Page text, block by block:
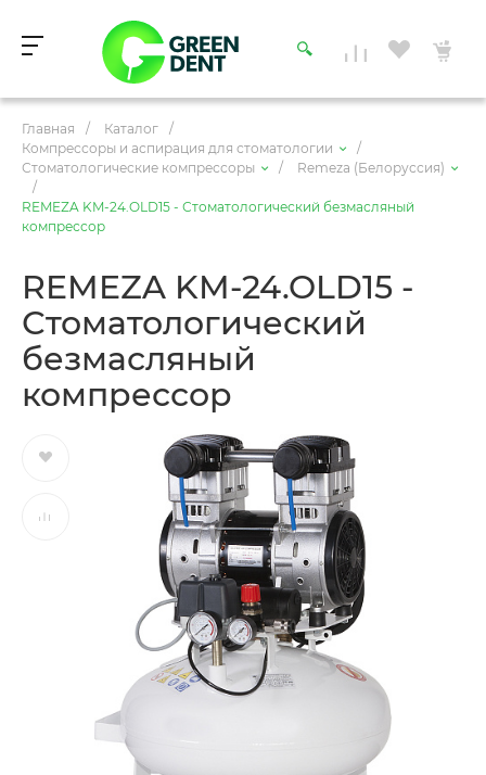
Главная / Каталог
/
Компрессоры и аспирация для стоматологии
/
Стоматологические компрессоры
/
Remeza (Белоруссия)
/
REMEZA KM-24.OLD15 - Стоматологический безмасляный
компрессор
REMEZA KM-24.OLD15 -
Стоматологический
безмасляный
компрессор